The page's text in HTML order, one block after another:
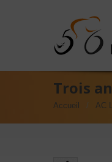
Trois
Accueil AC